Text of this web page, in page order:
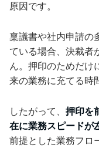
原因です。
稟議書や社内申請の
ている場合、決裁者
ん。押印のためだけ
来の業務に充てる時
したがって、 押印を
在に業務スピードが
前提とした業務フロ